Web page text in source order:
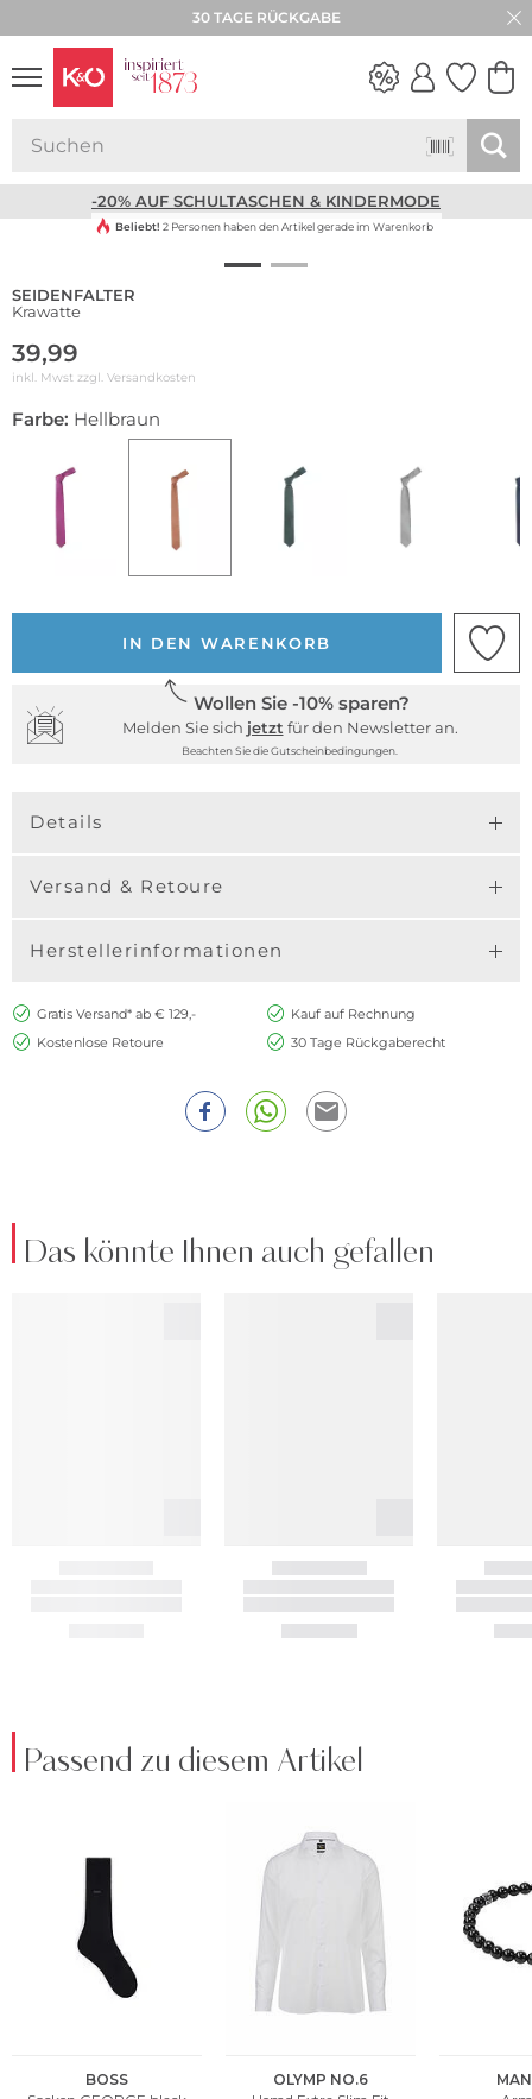
30 TAGE RÜCKGABE
-20% AUF SCHULTASCHEN & KINDERMODE
Beliebt! 2 Personen haben den Artikel gerade im Warenkorb
SEIDENFALTER
Krawatte
39,99
inkl. Mwst zzgl. Versandkosten
Farbe: Hellbraun
IN DEN WARENKORB
Wollen Sie -10% sparen?
Melden Sie sich jetzt für den Newsletter an.
Beachten Sie die Gutscheinbedingungen.
Details
Versand & Retoure
Herstellerinformationen
Gratis Versand* ab € 129,-
Kauf auf Rechnung
Kostenlose Retoure
30 Tage Rückgaberecht
Das könnte Ihnen auch gefallen
Passend zu diesem Artikel